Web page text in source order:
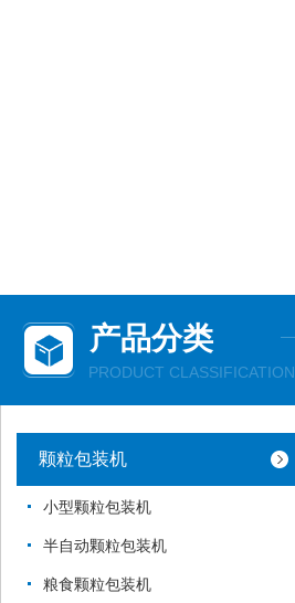
产品分类
PRODUCT CLASSIFICATION
颗粒包装机
小型颗粒包装机
半自动颗粒包装机
粮食颗粒包装机